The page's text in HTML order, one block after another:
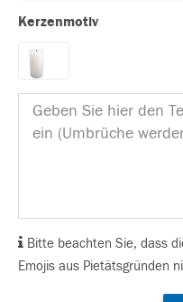
Kerzenmotiv
Bitte beachten Sie, dass
Emojis aus Pietätsgründen